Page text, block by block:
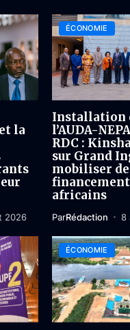
la
2026
ÉCONOMIE
Installation
l’AUDA-
RDC :
sur Grand
mobiliser
africains
ParRédaction 8
ÉCONOMIE